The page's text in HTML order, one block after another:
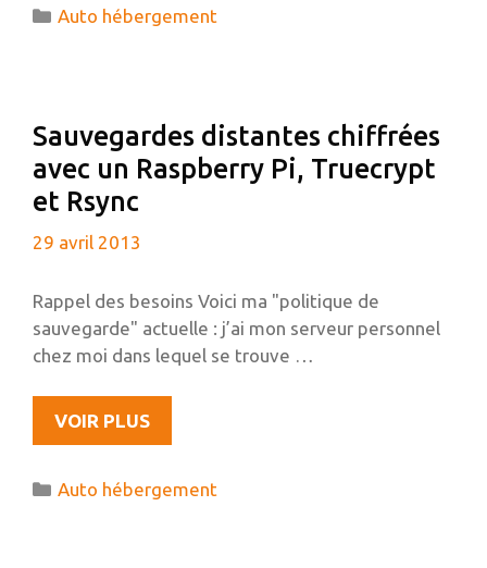
AVEC
Catégories
Auto hébergement
Sauvegardes distantes chiffrées
avec un Raspberry Pi, Truecrypt
et Rsync
29 avril 2013
Rappel des besoins Voici ma "politique de
sauvegarde" actuelle : j’ai mon serveur personnel
chez moi dans lequel se trouve …
VOIR PLUSSAUVEGARDES
DISTANTES
AVEC
Catégories
Auto hébergement